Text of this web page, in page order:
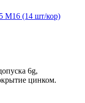
M16 (14 шт/кор)
6g,
цинком.